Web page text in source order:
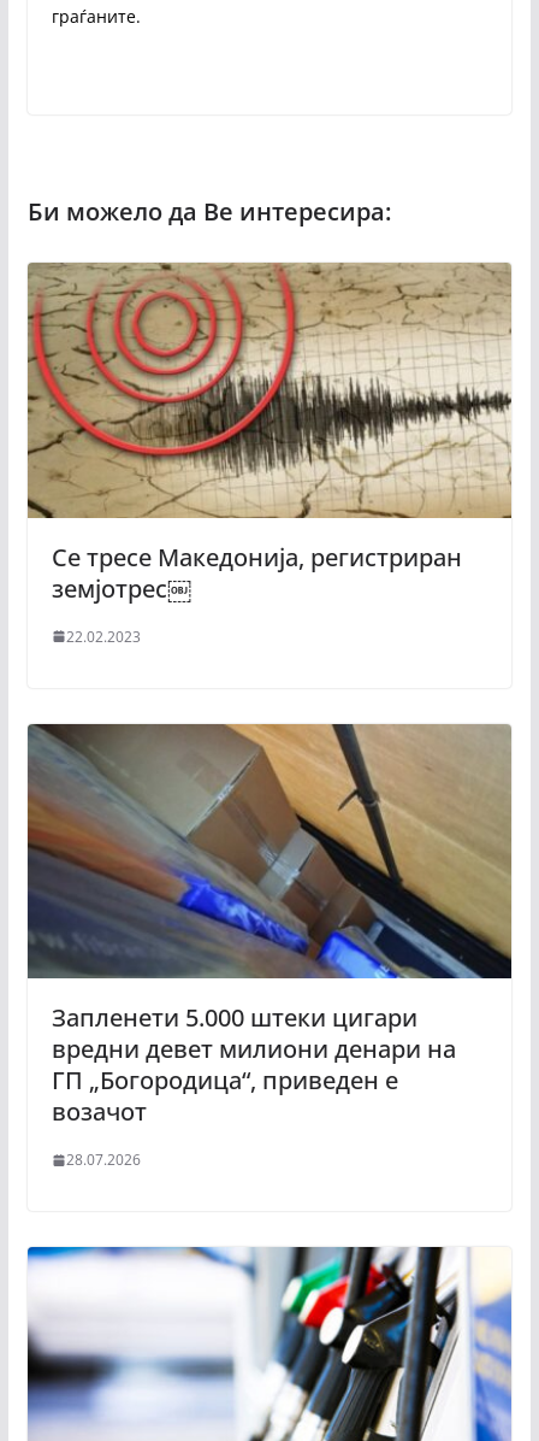
граѓаните.
Се тресе Македонија, регистриран
земјотрес￼
22.02.2023
Запленети 5.000 штеки цигари
вредни девет милиони денари на
ГП „Богородица“, приведен е
возачот
28.07.2026